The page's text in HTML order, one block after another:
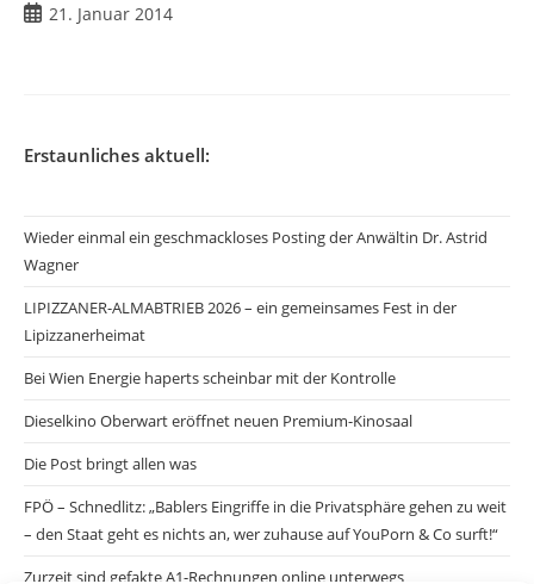
21. Januar 2014
Erstaunliches aktuell:
Wieder einmal ein geschmackloses Posting der Anwältin Dr. Astrid
Wagner
LIPIZZANER-ALMABTRIEB 2026 – ein gemeinsames Fest in der
Lipizzanerheimat
Bei Wien Energie haperts scheinbar mit der Kontrolle
Dieselkino Oberwart eröffnet neuen Premium-Kinosaal
Die Post bringt allen was
FPÖ – Schnedlitz: „Bablers Eingriffe in die Privatsphäre gehen zu weit
– den Staat geht es nichts an, wer zuhause auf YouPorn & Co surft!“
Zurzeit sind gefakte A1-Rechnungen online unterwegs